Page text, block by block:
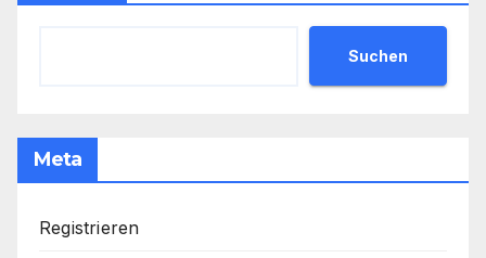
Suchen
Meta
Registrieren